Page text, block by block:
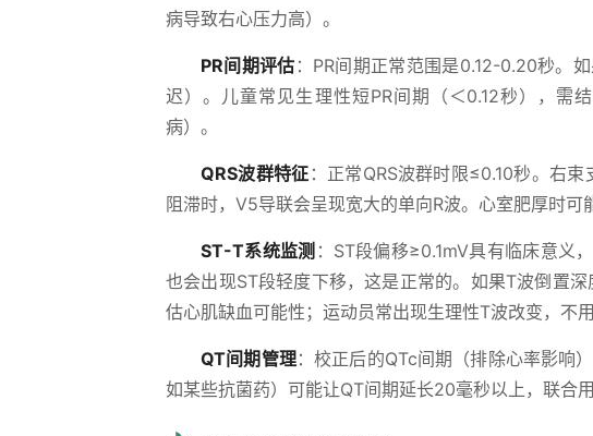
病导致右心压力高）。
PR间期评估 ：PR间期正常范围是0.12-0.20秒。
迟）。儿童常见生理性短PR间期（＜0.12秒），需
病）。
QRS波群特征 ：正常QRS波群时限≤0.10秒。右
阻滞时，V5导联会呈现宽大的单向R波。心室肥厚时可
ST-T系统监测 ：ST段偏移≥0.1mV具有临床意义
也会出现ST段轻度下移，这是正常的。如果T波倒置
估心肌缺血可能性；运动员常出现生理性T波改变，不用
QT间期管理：校正后的QTc间期（排除心率影响
如某些抗菌药）可能让QT间期延长20毫秒以上，联合